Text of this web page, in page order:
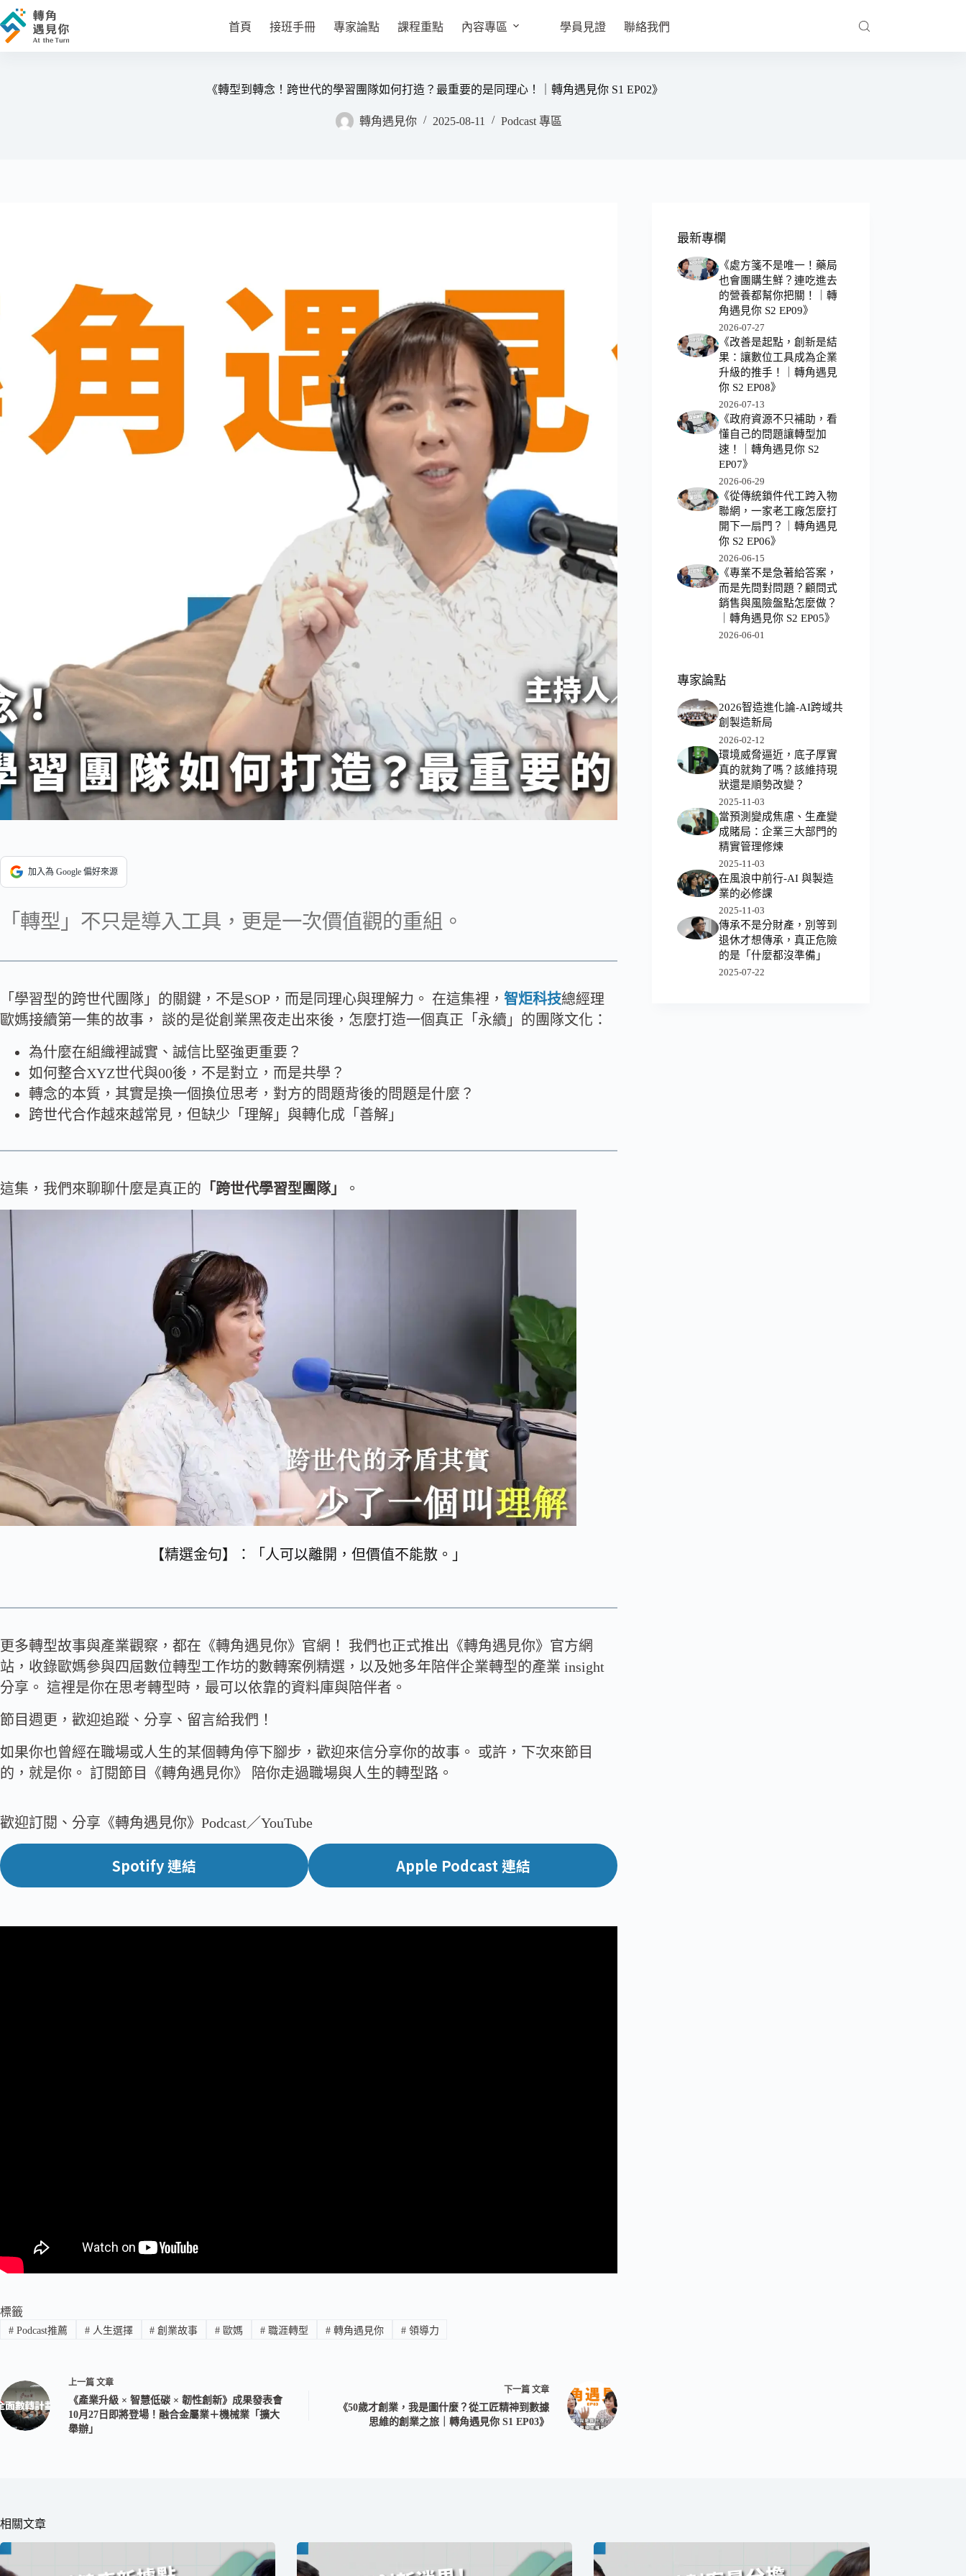
至
主
首頁 接班手冊 專家論點 課程重點 內容專區 學員見證 聯絡我們
《轉型到轉念！跨世代的學習團隊如何打造？最重要的是同理心！｜轉角遇見你 S1 EP02》
轉角遇見你 2025-08-11 Podcast 專區
加入為 Google 偏好來源
「轉型」不只是導入工具，更是一次價值觀的重組。
「學習型的跨世代團隊」的關鍵，不是SOP，而是同理心與理解力。 在這集裡， 智炬科技總經理
歐媽接續第一集的故事， 談的是從創業黑夜走出來後，怎麼打造一個真正「永續」的團隊文化：
為什麼在組織裡誠實、誠信比堅強更重要？
如何整合XYZ世代與00後，不是對立，而是共學？
轉念的本質，其實是換一個換位思考，對方的問題背後的問題是什麼？
跨世代合作越來越常見，但缺少「理解」與轉化成「善解」
這集，我們來聊聊什麼是真正的 「跨世代學習型團隊」 。
【精選金句】：「人可以離開，但價值不能散。」
更多轉型故事與產業觀察，都在《轉角遇見你》官網！ 我們也正式推出《轉角遇見你》官方網
站，收錄歐媽參與四屆數位轉型工作坊的數轉案例精選，以及她多年陪伴企業轉型的產業 insight
分享。 這裡是你在思考轉型時，最可以依靠的資料庫與陪伴者。
節目週更，歡迎追蹤、分享、留言給我們！
如果你也曾經在職場或人生的某個轉角停下腳步，歡迎來信分享你的故事。 或許，下次來節目
的，就是你。 訂閱節目《轉角遇見你》 陪你走過職場與人生的轉型路。
歡迎訂閱、分享《轉角遇見你》Podcast／YouTube
Spotify 連結 Apple Podcast 連結
標籤
#Podcast推薦 #人生選擇 # 創業故事 # 歐媽 # 職涯轉型 #轉角遇見你 #領導力
上一篇 文章
《產業升級 × 智慧低碳 × 韌性創新》成果發表會
10月27日即將登場！融合金屬業＋機械業「擴大
舉辦」
下一篇 文章
《50歲才創業，我是圖什麼？從工匠精神到數據
思維的創業之旅｜轉角遇見你 S1 EP03》
最新專欄
《處方箋不是唯一！藥局
也會團購生鮮？連吃進去
的營養都幫你把關！｜轉
角遇見你 S2 EP09》
2026-07-27
《改善是起點，創新是結
果：讓數位工具成為企業
升級的推手！｜轉角遇見
你 S2 EP08》
2026-07-13
《政府資源不只補助，看
懂自己的問題讓轉型加
速！｜轉角遇見你 S2
EP07》
2026-06-29
《從傳統鎖件代工跨入物
聯網，一家老工廠怎麼打
開下一扇門？｜轉角遇見
你 S2 EP06》
2026-06-15
《專業不是急著給答案，
而是先問對問題？顧問式
銷售與風險盤點怎麼做？
｜轉角遇見你 S2 EP05》
2026-06-01
專家論點
2026智造進化論-AI跨域共
創製造新局
2026-02-12
環境威脅逼近，底子厚實
真的就夠了嗎？該維持現
狀還是順勢改變？
2025-11-03
當預測變成焦慮、生產變
成賭局：企業三大部門的
精實管理修煉
2025-11-03
在風浪中前行-AI 與製造
業的必修課
2025-11-03
傳承不是分財產，別等到
退休才想傳承，真正危險
的是「什麼都沒準備」
2025-07-22
相關文章